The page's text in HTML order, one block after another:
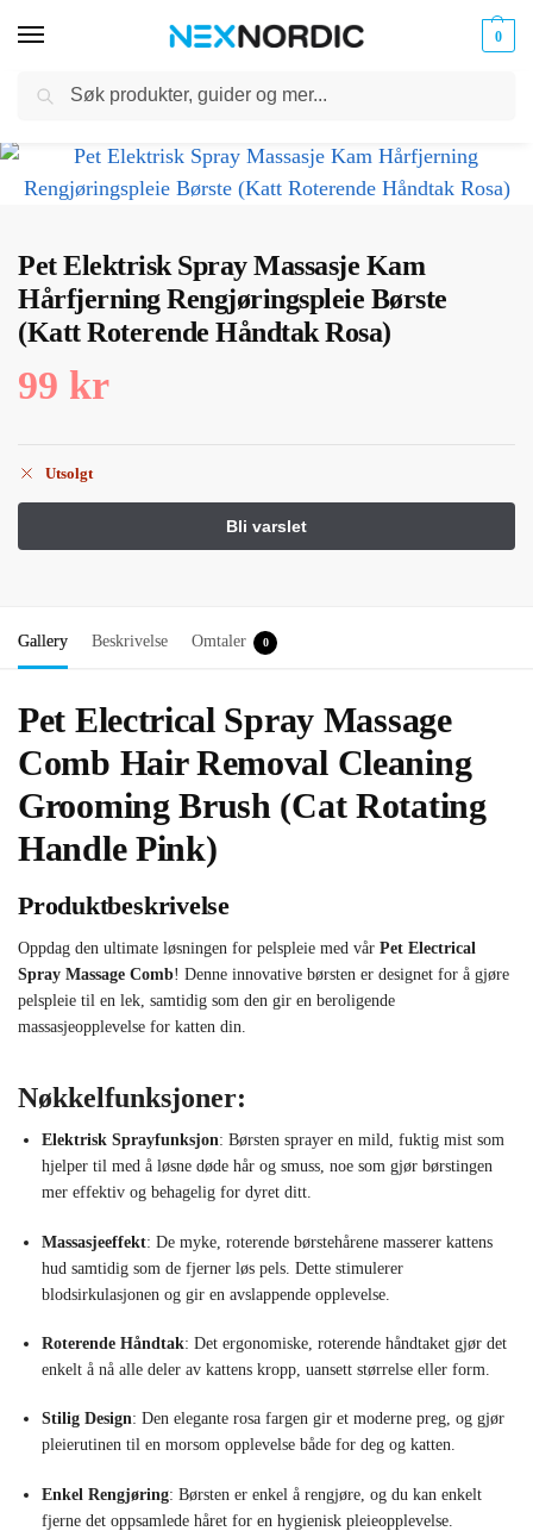
0
til
Kabler
Pet Elektrisk Spray Massasje Kam
Hårfjerning Rengjøringspleie Børste
(Katt Roterende Håndtak Rosa)
99 kr
Utsolgt
Gallery Beskrivelse Omtaler 0
Pet Electrical Spray Massage
Comb Hair Removal Cleaning
Grooming Brush (Cat Rotating
Handle Pink)
Produktbeskrivelse
Oppdag den ultimate løsningen for pelspleie med vår Pet Electrical
Spray Massage Comb! Denne innovative børsten er designet for å gjøre
pelspleie til en lek, samtidig som den gir en beroligende
massasjeopplevelse for katten din.
Nøkkelfunksjoner:
Elektrisk Sprayfunksjon: Børsten sprayer en mild, fuktig mist som
hjelper til med å løsne døde hår og smuss, noe som gjør børstingen
mer effektiv og behagelig for dyret ditt.
Massasjeeffekt: De myke, roterende børstehårene masserer kattens
hud samtidig som de fjerner løs pels. Dette stimulerer
blodsirkulasjonen og gir en avslappende opplevelse.
Roterende Håndtak: Det ergonomiske, roterende håndtaket gjør det
enkelt å nå alle deler av kattens kropp, uansett størrelse eller form.
Stilig Design: Den elegante rosa fargen gir et moderne preg, og gjør
pleierutinen til en morsom opplevelse både for deg og katten.
Enkel Rengjøring: Børsten er enkel å rengjøre, og du kan enkelt
fjerne det oppsamlede håret for en hygienisk pleieopplevelse.